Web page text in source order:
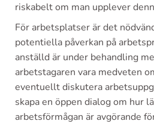
riskabelt om man upplever
För arbetsplatser är det
potentiella påverkan på
anställd är under behandling
arbetstagaren vara medveten
eventuellt diskutera
skapa en öppen dialog om hur
arbetsförmågan är avgörande